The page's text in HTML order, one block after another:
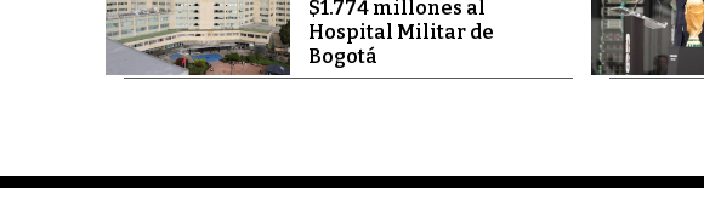
$1.774 millones al
Hospital Militar de
Bogotá